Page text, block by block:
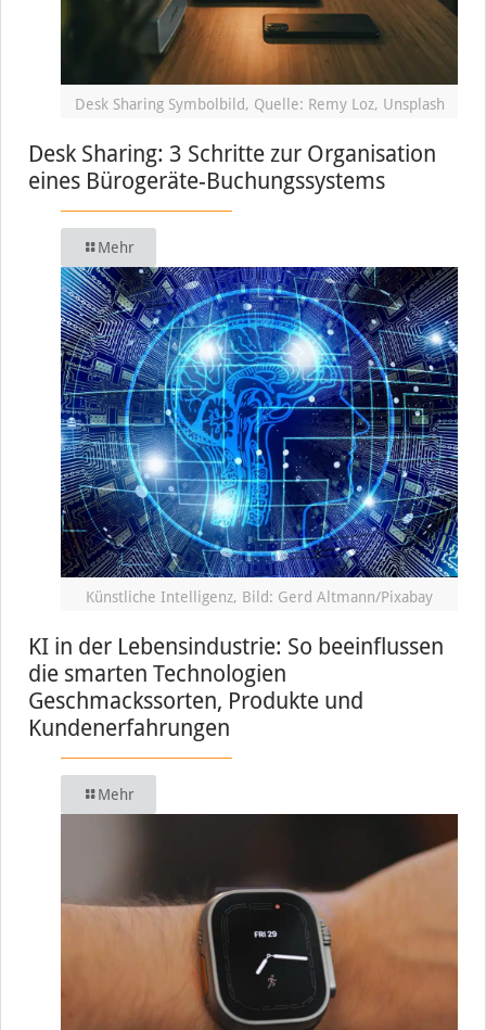
Desk Sharing Symbolbild, Quelle: Remy Loz, Unsplash
Desk Sharing: 3 Schritte zur Organisation
eines Bürogeräte-Buchungssystems
Mehr
Künstliche Intelligenz, Bild: Gerd Altmann/Pixabay
KI in der Lebensindustrie: So beeinflussen
die smarten Technologien
Geschmackssorten, Produkte und
Kundenerfahrungen
Mehr